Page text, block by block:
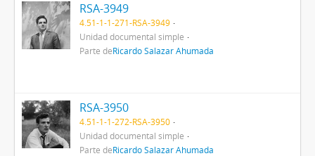
RSA-3949
4.51-1-1-271-RSA-3949
Unidad documental simple
Parte deRicardo Salazar Ahumada
RSA-3950
4.51-1-1-272-RSA-3950
Unidad documental simple
Parte deRicardo Salazar Ahumada